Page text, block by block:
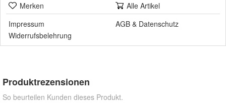
Merken
Alle Artikel
Impressum
AGB & Datenschutz
Widerrufsbelehrung
Produktrezensionen
So beurteilen Kunden dieses Produkt.